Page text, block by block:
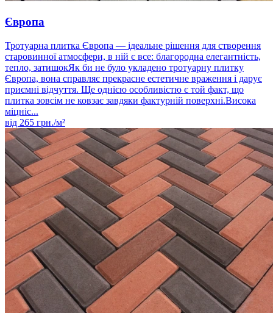
Європа
Тротуарна плитка Європа — ідеальне рішення для створення
старовинної атмосфери, в ній є все: благородна елегантність,
тепло, затишокЯк би не було укладено тротуарну плитку
Європа, вона справляє прекрасне естетичне враження і дарує
приємні відчуття. Ще однією особливістю є той факт, що
плитка зовсім не ковзає завдяки фактурній поверхні.Висока
міцніс...
від 265 грн./м²